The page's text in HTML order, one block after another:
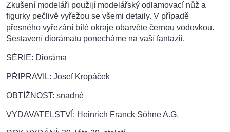
Zkušení modeláři použijí modelářský odlamovací nůž a
figurky pečlivě vyřežou se všemi detaily. V případě
přesného vyřezání bílé okraje obarvěte černou vodovkou.
Sestavení diorámatu ponecháme na vaší fantazii.
SÉRIE: Dioráma
PŘIPRAVIL: Josef Kropáček
OBTÍŽNOST: snadné
VYDAVATELSTVÍ: Heinrich Franck Söhne A.G.